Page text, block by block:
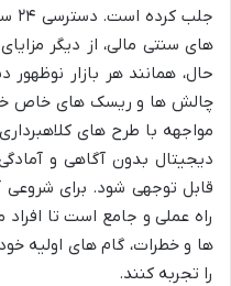
های سنتی مالی، از دیگر
حال، همانند هر بازار نوظهور
چالش ها و ریسک های خاص
مواجهه با طرح های
دیجیتال بدون آگاهی و
قابل توجهی شود. برای شروعی
راه عملی و جامع است تا
ها و خطرات، گام های اولیه
را تجربه کنند.